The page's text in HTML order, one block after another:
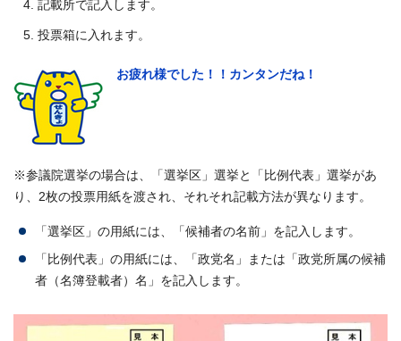
記載所で記入します。
投票箱に入れます。
お疲れ様でした！！カンタンだね！
※参議院選挙の場合は、「選挙区」選挙と「比例代表」選挙があ
り、2枚の投票用紙を渡され、それそれ記載方法が異なります。
「選挙区」の用紙には、「候補者の名前」を記入します。
「比例代表」の用紙には、「政党名」または「政党所属の候補
者（名簿登載者）名」を記入します。